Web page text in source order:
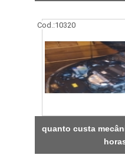
Cod.:10320
quanto custa